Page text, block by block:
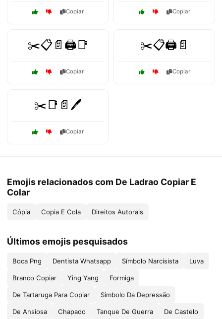
Copiar Copiar
✂️📋📄🖨️📑
Copiar
✂️📋🖨️📄
Copiar
✂️📑📄🖊️
Copiar
Emojis relacionados com De Ladrao Copiar E
Colar
Cópia Copia E Cola Direitos Autorais
Últimos emojis pesquisados
Boca Png Dentista Whatsapp Símbolo Narcisista Luva
Branco Copiar Ying Yang Formiga
De Tartaruga Para Copiar Simbolo Da Depressão
De Ansiosa Chapado Tanque De Guerra De Castelo